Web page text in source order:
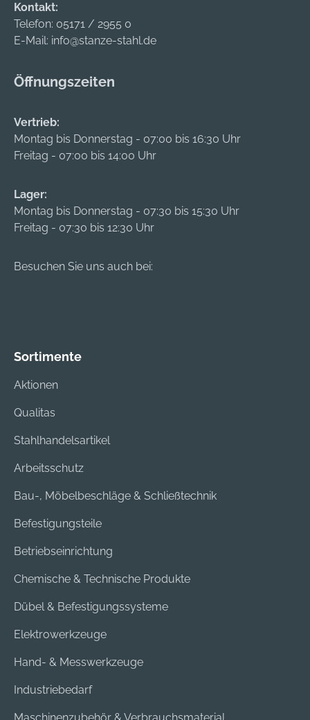
Kontakt:
Telefon: 05171 / 2955 0
E-Mail: info@stanze-stahl.de
Öffnungszeiten
Vertrieb:
Montag bis Donnerstag - 07:00 bis 16:30 Uhr
Freitag - 07:00 bis 14:00 Uhr
Lager:
Montag bis Donnerstag - 07:30 bis 15:30 Uhr
Freitag - 07:30 bis 12:30 Uhr
Besuchen Sie uns auch bei:
Sortimente
Aktionen
Qualitas
Stahlhandelsartikel
Arbeitsschutz
Bau-, Möbelbeschläge & Schließtechnik
Befestigungsteile
Betriebseinrichtung
Chemische & Technische Produkte
Dübel & Befestigungssysteme
Elektrowerkzeuge
Hand- & Messwerkzeuge
Industriebedarf